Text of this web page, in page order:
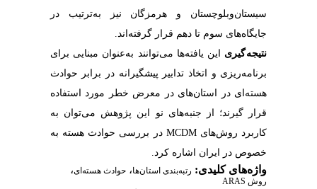
سیستان‌وبلوچستان و هرمزگان نیز به‌ترتیب در
جایگاه‌های سوم تا دهم قرار گرفته‌اند.
نتیجه گیری این یافته‌ها می‌توانند به‌عنوان مبنایی برای
برنامه‌ریزی و اتخاذ تدابیر پیشگیرانه در برابر حوادث
هسته‌ای در استان‌های در معرض خطر مورد استفاده
قرار گیرند؛ از جنبه‌های نو این پژوهش می‌توان به
کاربرد روش‌های MCDM در بررسی حوادث هسته به
خصوص در ایران اشاره کرد.
واژه‌های کلیدی: رتبه‌بندی استان‌ها، حوادث هسته‌ای،
روش ARAS